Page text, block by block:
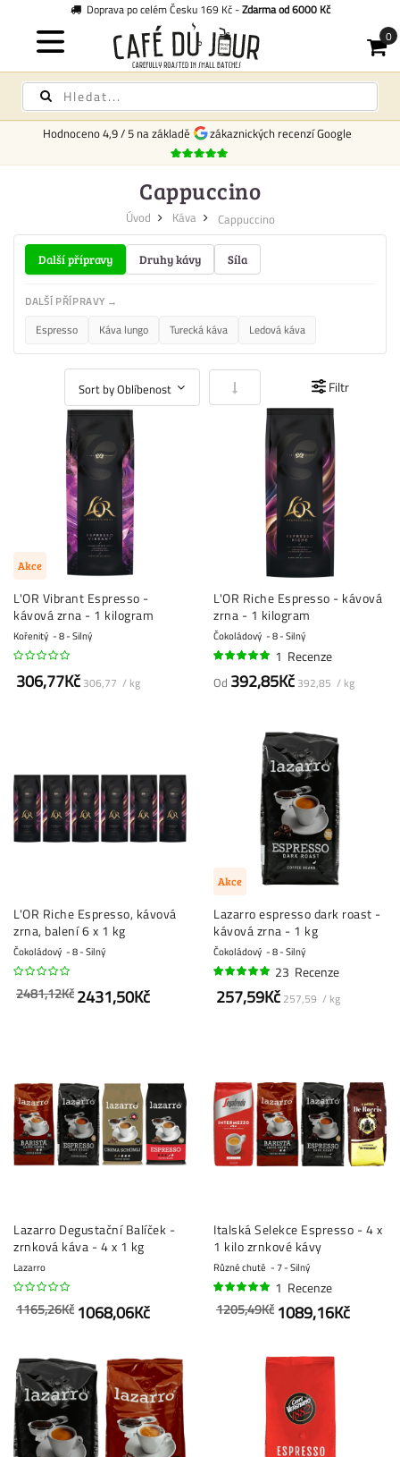
Doprava po celém Česku 169 Kč -Zdarma od 6000 Kč
Hodnoceno4,9/5 na základě zákaznických recenzí Google
Cappuccino
Úvod Káva Cappuccino
Další přípravy Druhy kávy Síla
DALŠÍ PŘÍPRAVY →
Espresso Káva lungo Turecká káva Ledová káva
Nastavit vzestupněFiltr
Akce
L'OR Vibrant Espresso -
kávová zrna - 1 kilogram
Kořenitý 8 - Silný
306,77Kč 306,77 / kg
L'OR Riche Espresso - kávová
zrna - 1 kilogram
Čokoládový 8 - Silný
1 Recenze
Od 392,85Kč 392,85 / kg
L'OR Riche Espresso, kávová
zrna, balení 6 x 1 kg
Čokoládový 8 - Silný
2431,50Kč
2481,12Kč
Akce
Lazarro espresso dark roast -
kávová zrna - 1 kg
Čokoládový 8 - Silný
23 Recenze
257,59Kč 257,59 / kg
Lazarro Degustační Balíček -
zrnková káva - 4 x 1 kg
Lazarro
1068,06Kč
1165,26Kč
Italská Selekce Espresso - 4 x
1 kilo zrnkové kávy
Různé chutě 7 - Silný
100%
1 Recenze
1089,16Kč
1205,49Kč